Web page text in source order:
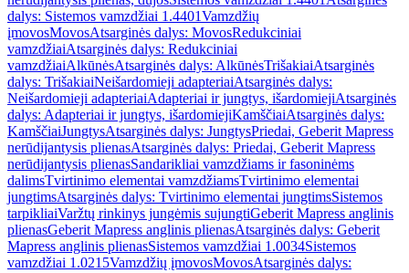
dalys: Sistemos vamzdžiai 1.4401Vamzdžių
įmovosMovosAtsarginės dalys: MovosRedukciniai
vamzdžiaiAtsarginės dalys: Redukciniai
vamzdžiaiAlkūnėsAtsarginės dalys: AlkūnėsTrišakiaiAtsarginės
dalys: TrišakiaiNeišardomieji adapteriaiAtsarginės dalys:
Neišardomieji adapteriaiAdapteriai ir jungtys, išardomiejiAtsarginės
dalys: Adapteriai ir jungtys, išardomiejiKamščiaiAtsarginės dalys:
KamščiaiJungtysAtsarginės dalys: JungtysPriedai, Geberit Mapress
nerūdijantysis plienasAtsarginės dalys: Priedai, Geberit Mapress
nerūdijantysis plienasSandarikliai vamzdžiams ir fasoninėms
dalimsTvirtinimo elementai vamzdžiamsTvirtinimo elementai
jungtimsAtsarginės dalys: Tvirtinimo elementai jungtimsSistemos
tarpikliaiVaržtų rinkinys jungėmis sujungtiGeberit Mapress anglinis
plienasGeberit Mapress anglinis plienasAtsarginės dalys: Geberit
Mapress anglinis plienasSistemos vamzdžiai 1.0034Sistemos
vamzdžiai 1.0215Vamzdžių įmovosMovosAtsarginės dalys: